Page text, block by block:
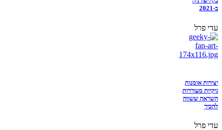
ב-2021
עדי פרל
יצירות אומנות
גיקיות מעוררות
השראה ששווה
להכיר
עדי פרל